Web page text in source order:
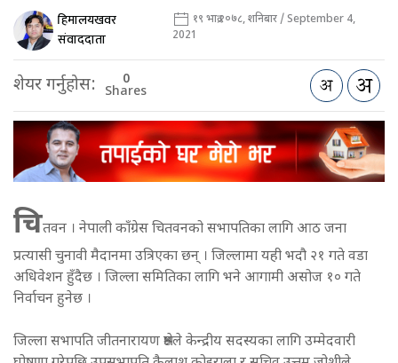
हिमालयखवर
संवाददाता
१९ भाद्र २०७८, शनिबार / September 4,
2021
शेयर गर्नुहोस: 0
Shares
चितवन । नेपाली काँग्रेस चितवनको सभापतिका लागि आठ जना
प्रत्यासी चुनावी मैदानमा उत्रिएका छन् । जिल्लामा यही भदौ २१ गते वडा
अधिवेशन हुँदैछ । जिल्ला समितिका लागि भने आगामी असोज १० गते
निर्वाचन हुनेछ ।
जिल्ला सभापति जीतनारायण श्रेष्ठले केन्द्रीय सदस्यका लागि उम्मेदवारी